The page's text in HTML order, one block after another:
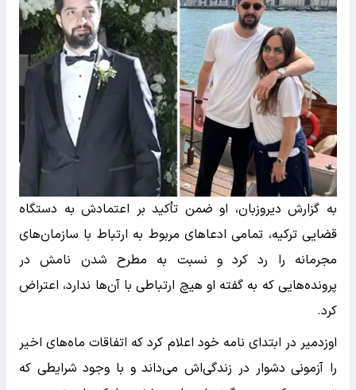
به گزارش دیروزبان، او ضمن تأکید بر اعتمادش به دستگاه
قضایی ترکیه، تمامی ادعاهای مربوط به ارتباط با سازمان‌های
مجرمانه را رد کرد و نسبت به مطرح شدن نامش در
پرونده‌هایی که به گفته او هیچ ارتباطی با آن‌ها ندارد، اعتراض
کرد.
اوزدمیر در ابتدای نامه خود اعلام کرد که اتفاقات ماه‌های اخیر
را آزمونی دشوار در زندگی‌اش می‌داند و با وجود شرایطی که